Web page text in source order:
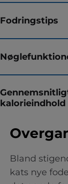
Fodringstips
kalorieindhold
Bland
kats nye